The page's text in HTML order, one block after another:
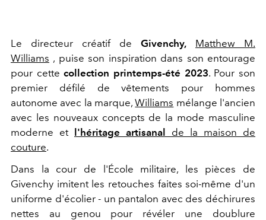
Le directeur créatif de Givenchy,
Matthew M.
Williams , puise son inspiration dans son entourage
pour cettecollection printemps-été 2023. Pour son
premier défilé de vêtements pour hommes
autonome avec la marque,Williams mélange l'ancien
avec les nouveaux concepts de la mode masculine
moderne et
l'héritage artisanal
de la maison de
couture.
Dans la cour de l'École militaire, les pièces de
Givenchy imitent les retouches faites soi-même d'un
uniforme d'écolier - un pantalon avec des déchirures
nettes au genou pour révéler une doublure